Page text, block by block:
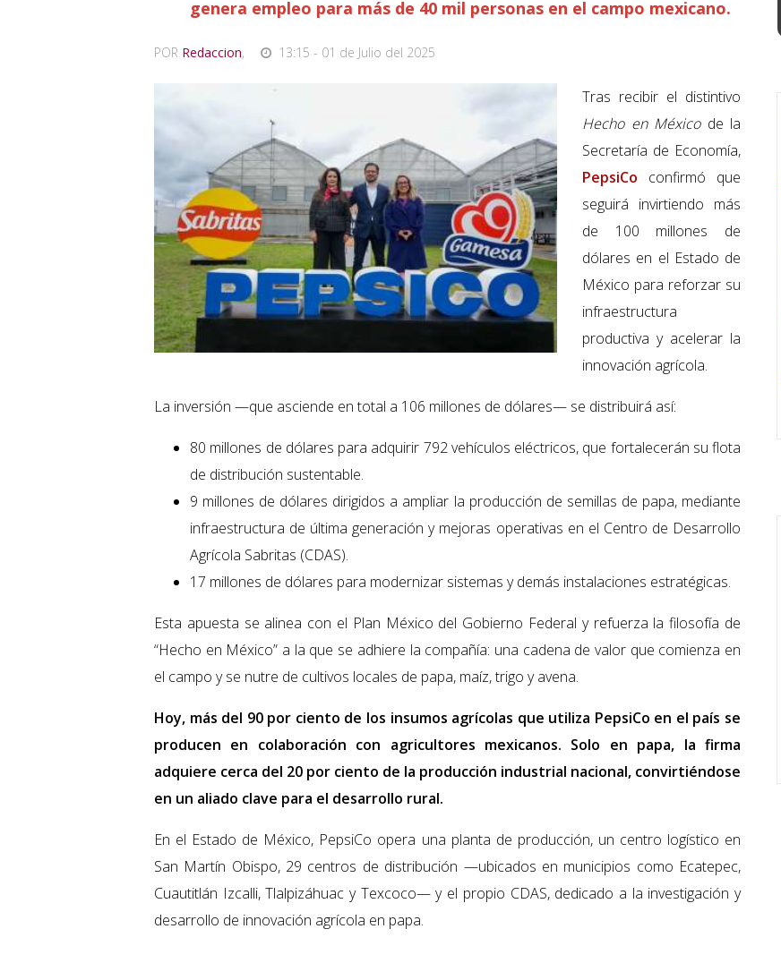
genera empleo para más de 40 mil personas en el campo mexicano.
POR Redaccion, 13:15 - 01 de Julio del 2025
Tras recibir el distintivo
Hecho en Méxicode la
Secretaría de Economía,
PepsiCo confirmó que
seguirá invirtiendo más
de 100 millones de
dólares en el Estado de
México para reforzar su
infraestructura
productiva y acelerar la
innovación agrícola.
La inversión —que asciende en total a 106 millones de dólares— se distribuirá así:
80 millones de dólares para adquirir 792 vehículos eléctricos, que fortalecerán su flota
de distribución sustentable.
9 millones de dólares dirigidos a ampliar la producción de semillas de papa, mediante
infraestructura de última generación y mejoras operativas en el Centro de Desarrollo
Agrícola Sabritas (CDAS).
17 millones de dólares para modernizar sistemas y demás instalaciones estratégicas.
Esta apuesta se alinea con el Plan México del Gobierno Federal y refuerza la filosofía de
“Hecho en México” a la que se adhiere la compañía: una cadena de valor que comienza en
el campo y se nutre de cultivos locales de papa, maíz, trigo y avena.
Hoy, más del 90 por ciento de los insumos agrícolas que utiliza PepsiCo en el país se
producen en colaboración con agricultores mexicanos. Solo en papa, la firma
adquiere cerca del 20 por ciento de la producción industrial nacional, convirtiéndose
en un aliado clave para el desarrollo rural.
En el Estado de México, PepsiCo opera una planta de producción, un centro logístico en
San Martín Obispo, 29 centros de distribución —ubicados en municipios como Ecatepec,
Cuautitlán Izcalli, Tlalpizáhuac y Texcoco— y el propio CDAS, dedicado a la investigación y
desarrollo de innovación agrícola en papa.